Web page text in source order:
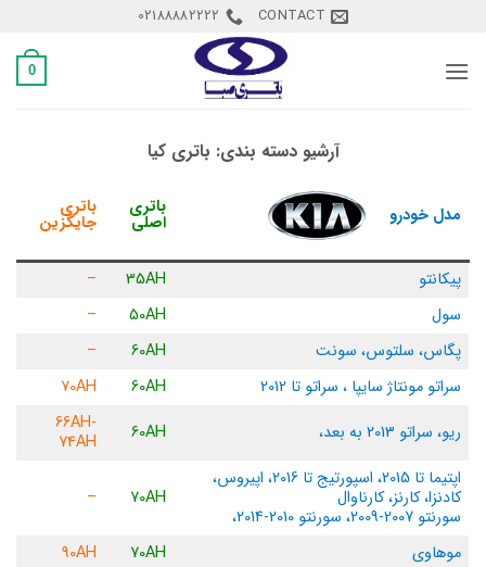
content
CONTACT
02188882222
0
آرشیو دسته بندی: باتری کیا
مدل خودرو باتری
اصلی
باتری
جایگزین
پیکانتو 35AH
–
سول
50AH
–
پگاس، سلتوس، سونت
60AH
–
سراتو مونتاژ سایپا ، سراتو تا 2012
60AH
70AH
ریو، سراتو 2013 به بعد،
60AH
66AH-
74AH
اپتیما تا 2015، اسپورتیج تا 2016، اپیروس،
کادنزا، کارنز، کارناوال
سورنتو 2007-2009، سورنتو 2010-2014،
70AH
–
موهاوی 70AH
90AH